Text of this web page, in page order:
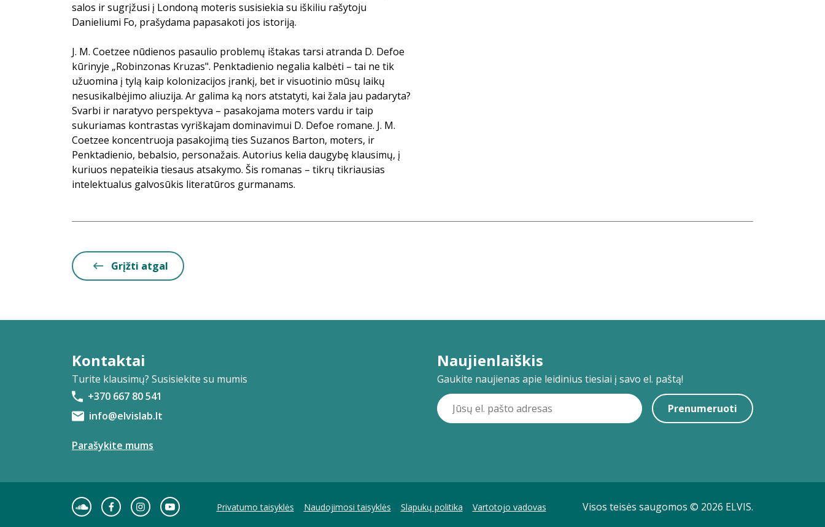
salos ir sugrįžusi į Londoną moteris susisiekia su iškiliu rašytoju
Danieliumi Fo, prašydama papasakoti jos istoriją.
J. M. Coetzee nūdienos pasaulio problemų ištakas tarsi atranda D. Defoe
kūrinyje „Robinzonas Kruzas". Penktadienio negalia kalbėti – tai ne tik
užuomina į tylą kaip kolonizacijos įrankį, bet ir visuotinio mūsų laikų
nesusikalbėjimo aliuzija. Ar galima ką nors atstatyti, kai žala jau padaryta?
Svarbi ir naratyvo perspektyva – pasakojama moters vardu ir taip
sukuriamas kontrastas vyriškajam dominavimui D. Defoe romane. J. M.
Coetzee koncentruoja pasakojimą ties Suzanos Barton, moters, ir
Penktadienio, bebalsio, personažais. Autorius kelia daugybę klausimų, į
kuriuos nepateikia tiesaus atsakymo. Šis romanas – tikrų tikriausias
intelektualus galvosūkis literatūros gurmanams.
Grįžti atgal
Kontaktai
Turite klausimų? Susisiekite su mumis
+370 667 80 541
info@elvislab.lt
Parašykite mums
Naujienlaiškis
Gaukite naujienas apie leidinius tiesiai į savo el. paštą!
Prenumeruoti
Visos teisės saugomos © 2026 ELVIS.
Privatumo taisyklės Naudojimosi taisyklės Slapukų politika Vartotojo vadovas